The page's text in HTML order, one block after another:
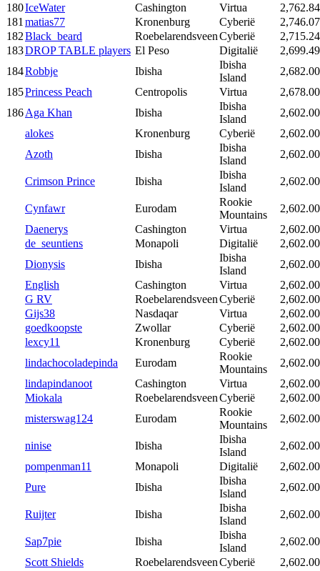
180IceWater Cashington Virtua
2,762.84
181 matias77 Kronenburg Cyberië
2,746.07
182Black_beard RoebelarendsveenCyberië
2,715.24
183DROP TABLE players El Peso Digitalië
2,699.49
184Robbje Ibisha
Ibisha
Island
2,682.00
185Princess Peach Centropolis Virtua
2,678.00
186Aga Khan Ibisha
Ibisha
Island
2,602.00
alokes
Kronenburg Cyberië
2,602.00
Azoth
Ibisha
Ibisha
Island
2,602.00
Crimson Prince Ibisha
Ibisha
Island
2,602.00
Cynfawr Eurodam
Rookie
Mountains
2,602.00
Daenerys
Cashington Virtua
2,602.00
de_seuntiens
Monapoli Digitalië
2,602.00
Dionysis
Ibisha
Ibisha
Island
2,602.00
English
Cashington Virtua
2,602.00
G RV
RoebelarendsveenCyberië
2,602.00
Gijs38
Nasdaqar Virtua
2,602.00
goedkoopste
Zwollar Cyberië
2,602.00
lexcy11
Kronenburg Cyberië
2,602.00
lindachocoladepinda
Eurodam
Rookie
Mountains
2,602.00
lindapindanoot
Cashington Virtua
2,602.00
Miokala
RoebelarendsveenCyberië
2,602.00
misterswag124
Eurodam
Rookie
Mountains
2,602.00
ninise Ibisha
Ibisha
Island
2,602.00
pompenman11
Monapoli Digitalië
2,602.00
Pure
Ibisha
Ibisha
Island
2,602.00
Ruijter Ibisha
Ibisha
Island
2,602.00
Sap7pie Ibisha
Ibisha
Island
2,602.00
Scott Shields
RoebelarendsveenCyberië
2,602.00